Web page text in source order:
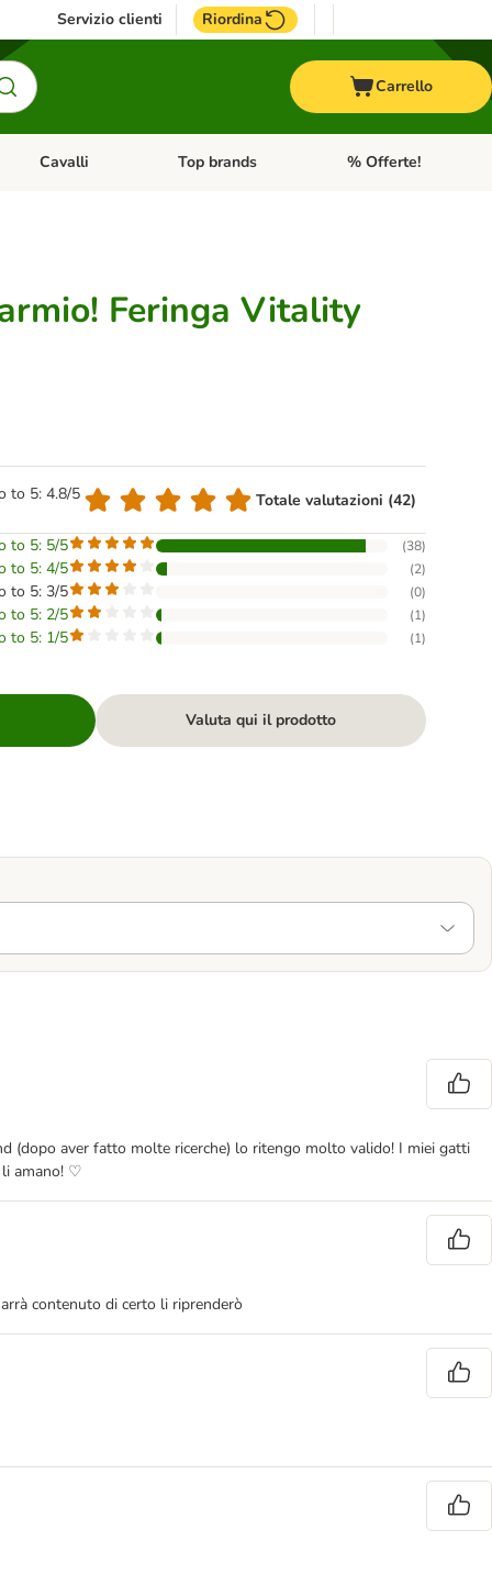
Servizio clienti Riordina
Carrello
Apri Menu Categoria: Acquaristica
Cavalli Apri Menu Categoria: Cavalli
Top brands Apri Menu Categoria:
% Offerte!
Feringa Vitality
to 5: 4.8/5 Totale valutazioni (42)
to 5: 5/5 (38)
to 5: 4/5 (2)
to 5: 3/5 (0)
to 5: 2/5 (1)
to 5: 1/5 (1)
Valuta qui il prodotto
(dopo aver fatto molte ricerche) lo ritengo molto valido! I miei gatti
li amano! ♡
contenuto di certo li riprenderò